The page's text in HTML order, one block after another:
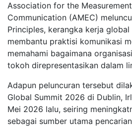
Association for the
Communication (AMEC)
Principles, kerangka kerja
membantu praktisi komunikasi
memahami bagaimana
tokoh direpresentasikan dalam
Adapun peluncuran tersebut
Global Summit 2026 di Dublin,
Mei 2026 lalu, seiring
sebagai sumber utama